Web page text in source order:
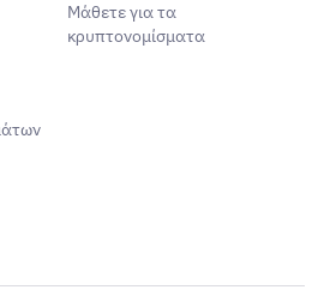
Μάθετε για τα
κρυπτονομίσματα